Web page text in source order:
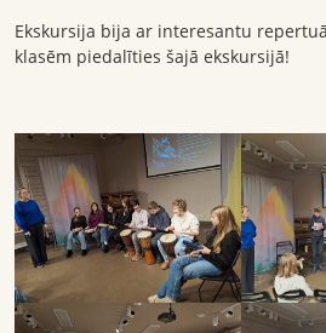
Ekskursija bija ar interesantu
klasēm piedalīties šajā ekskursijā!